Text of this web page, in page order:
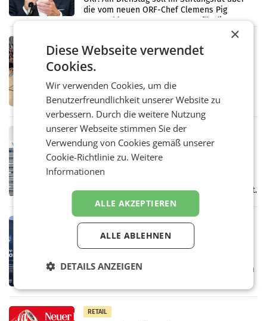
die vom neuen ORF-Chef Clemens Pig
vorgeschlagenen Besetzungen für die
Bipa unterstützt Bewegte Kids
Sommercamps im Osten Österreichs
polysportive Sommersportcamp „Bewegte
Kids“. Während der Campwochen in den
Monaten Juli und August versorgt das
RETAIL
voestalpine verzeichnet solides
erstes Quartal und steigert EBITDA
Der voestalpine-Konzern hat im 1. Quartal
Juni 2026) ein solides Ergebnis erwirtschaftet.
Der Umsatz stieg im Vergleich zur
RETAIL
Kühl-Spray: SN Sports bringt „Keep
Cool“ auf den Markt
der Firma Feygenblatt FloGu OG einen neuen
Markt. Das Produkt namens „Keep Cool“ ist zu
RETAIL
×
Diese Webseite verwendet
Cookies.
Wir verwenden Cookies, um die
Benutzerfreundlichkeit unserer Website zu
verbessern. Durch die weitere Nutzung
unserer Webseite stimmen Sie der
Verwendung von Cookies gemäß unserer
Cookie-Richtlinie zu.Weitere
Informationen
ALLE AKZEPTIEREN
ALLE ABLEHNEN
DETAILS ANZEIGEN